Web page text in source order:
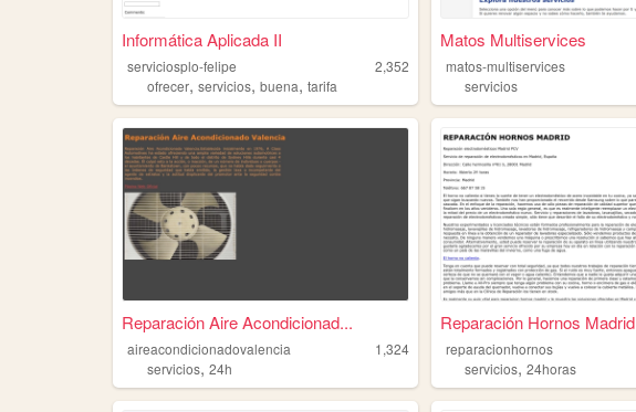
Informática Aplicada II
serviciosplo-felipe
2,352
ofrecer, servicios, buena, tarifa
Matos Multiservices
matos-multiservices
servicios
Reparación Aire Acondicionad...
aireacondicionadovalencia
1,324
servicios, 24h
Reparación Hornos Madrid
reparacionhornos
servicios,24horas